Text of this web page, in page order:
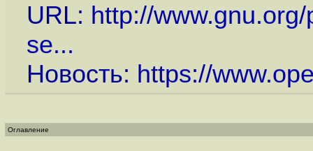
URL: http://
se...
Новость: https://
Оглавление